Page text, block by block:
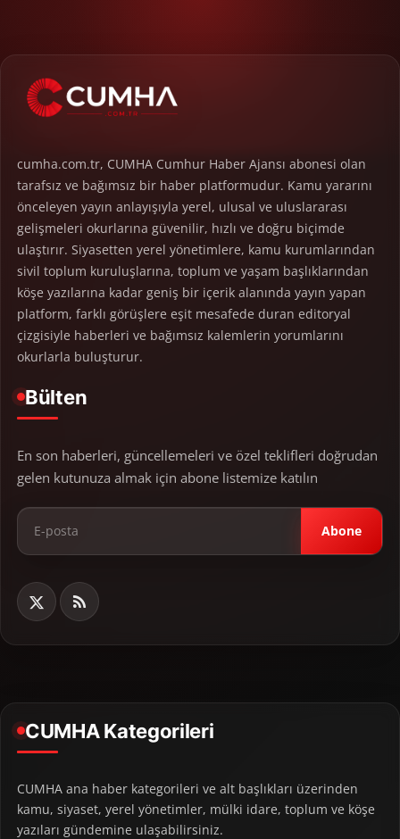
cumha.com.tr, CUMHA Cumhur Haber Ajansı abonesi olan
tarafsız ve bağımsız bir haber platformudur. Kamu yararını
önceleyen yayın anlayışıyla yerel, ulusal ve uluslararası
gelişmeleri okurlarına güvenilir, hızlı ve doğru biçimde
ulaştırır. Siyasetten yerel yönetimlere, kamu kurumlarından
sivil toplum kuruluşlarına, toplum ve yaşam başlıklarından
köşe yazılarına kadar geniş bir içerik alanında yayın yapan
platform, farklı görüşlere eşit mesafede duran editoryal
çizgisiyle haberleri ve bağımsız kalemlerin yorumlarını
okurlarla buluşturur.
Bülten
En son haberleri, güncellemeleri ve özel teklifleri doğrudan
gelen kutunuza almak için abone listemize katılın
Abone
CUMHA Kategorileri
CUMHA ana haber kategorileri ve alt başlıkları üzerinden
kamu, siyaset, yerel yönetimler, mülki idare, toplum ve köşe
yazıları gündemine ulaşabilirsiniz.